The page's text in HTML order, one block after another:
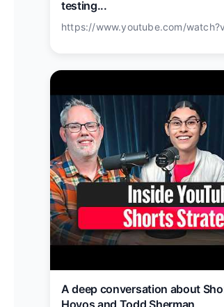
testing...
https://www.youtube.com/
A deep conversation about
Hoyos and Todd Sherman